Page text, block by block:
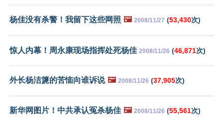
杨佳没有杀警！我留下这些网照 🖼️ 2008/11/27 (53,430次)
惊人内幕！周永康现场指挥处死杨佳 2008/11/26 (46,871次)
外长杨洁篪的苦恼向谁诉说 🖼️ 2008/11/26 (37,905次)
新华网图片！中共承认冤杀杨佳 🖼️ 2008/11/26 (55,561次)